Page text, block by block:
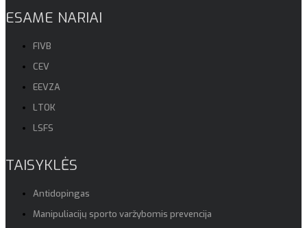
ESAME NARIAI
FIVB
CEV
EEVZA
LTOK
LSFS
TAISYKLĖS
Antidopingas
Manipuliacijų sporto varžybomis prevencija